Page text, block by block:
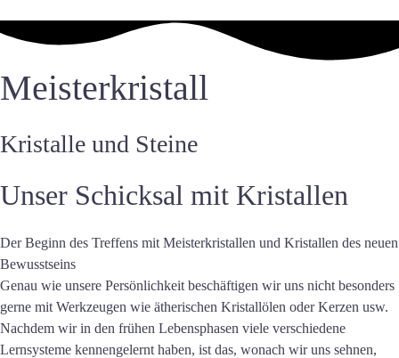
Meisterkristall
Kristalle und Steine
Unser Schicksal mit Kristallen
Der Beginn des Treffens mit Meisterkristallen und Kristallen des neuen
Bewusstseins
Genau wie unsere Persönlichkeit beschäftigen wir uns nicht besonders
gerne mit Werkzeugen wie ätherischen Kristallölen oder Kerzen usw.
Nachdem wir in den frühen Lebensphasen viele verschiedene
Lernsysteme kennengelernt haben, ist das, wonach wir uns sehnen,